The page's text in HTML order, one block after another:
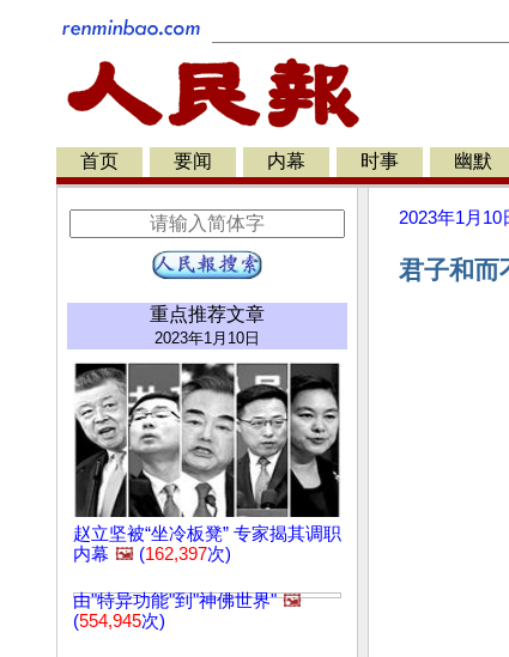
首页 要闻 内幕 时事 幽默
重点推荐文章
2023年1月10日
赵立坚被“坐冷板凳” 专家揭其调职
内幕 🖼️ (162,397次)
由"特异功能"到"神佛世界" 🖼️
(554,945次)
2023年1月10
君子和而